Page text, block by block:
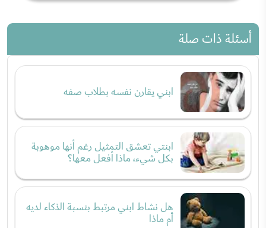
أسئلة ذات صلة
ابني يقارن نفسه بطلاب صفه
ابنتي تعشق التمثيل رغم أنها موهوبة
بكل شيء، ماذا أفعل معها؟
هل نشاط ابني مرتبط بنسبة الذكاء لديه
أم ماذا